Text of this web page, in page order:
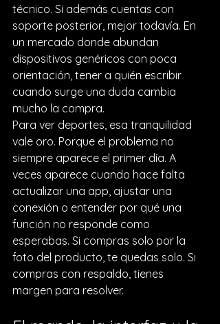
técnico. Si además cuentas con
soporte posterior, mejor todavía. En
un mercado donde abundan
dispositivos genéricos con poca
orientación, tener a quién escribir
cuando surge una duda cambia
mucho la compra.
Para ver deportes, esa tranquilidad
vale oro. Porque el problema no
siempre aparece el primer día. A
veces aparece cuando hace falta
actualizar una app, ajustar una
conexión o entender por qué una
función no responde como
esperabas. Si compras solo por la
foto del producto, te quedas solo. Si
compras con respaldo, tienes
margen para resolver.